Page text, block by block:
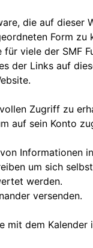
die auf dieser
Form
viele der SMF
der Links auf
Zugriff zu
auf sein Konto
Informationen
um sich
werden.
versenden.
mit dem Kalender